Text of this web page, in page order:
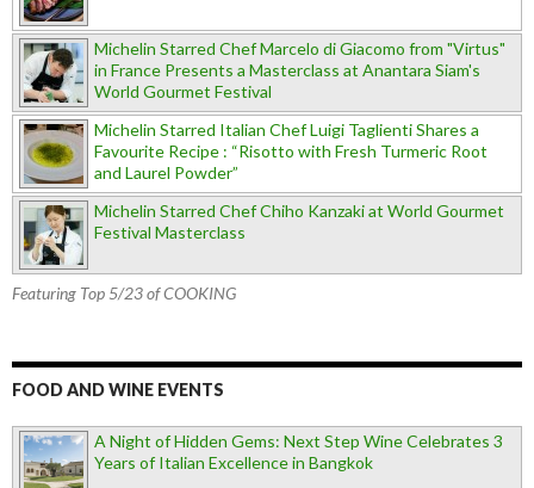
Michelin Starred Chef Marcelo di Giacomo from "Virtus"
in France Presents a Masterclass at Anantara Siam's
World Gourmet Festival
Michelin Starred Italian Chef Luigi Taglienti Shares a
Favourite Recipe : “Risotto with Fresh Turmeric Root
and Laurel Powder”
Michelin Starred Chef Chiho Kanzaki at World Gourmet
Festival Masterclass
Featuring Top 5/23 of COOKING
FOOD AND WINE EVENTS
A Night of Hidden Gems: Next Step Wine Celebrates 3
Years of Italian Excellence in Bangkok